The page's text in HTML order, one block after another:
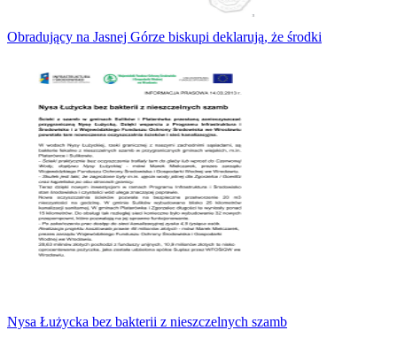
Obradujący na Jasnej Górze biskupi deklarują, że środki
Nysa Łużycka bez bakterii z nieszczelnych szamb